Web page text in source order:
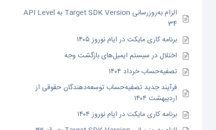
الزام به‌روزرسانی Target SDK Version به API Level
34
برنامه کاری مایکت در ایام نوروز ۱۴۰۵
اختلال در سیستم ایمیل‌های بازگشت وجه
تصفیه‌حساب خرداد ۱۴۰۴
فرآیند جدید تصفیه‌حساب توسعه‌دهندگان حقوقی از
اردیبهشت ۱۴۰۴
برنامه کاری مایکت در ایام نوروز ۱۴۰۴